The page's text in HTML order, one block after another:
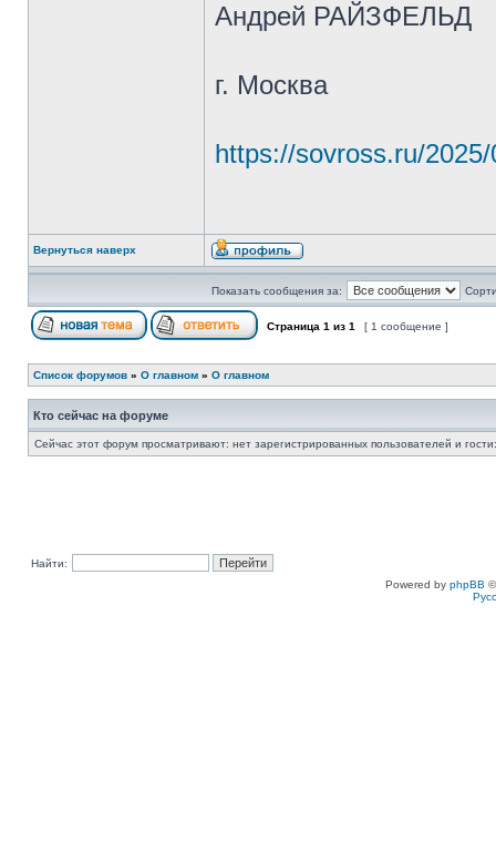
Андрей РАЙЗФЕЛЬД
г. Москва
https://sovross.ru/
Вернуться наверх
Показать сообщения за:
Страница 1 из 1 [ 1 сообщение ]
Список форумов » О главном » О главном
Кто сейчас на форуме
Сейчас этот форум просматривают: нет зарегистрированных пользователей и
Найти:
Powered by phpBB